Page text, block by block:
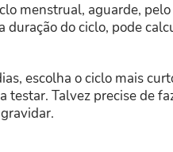
menstrual, aguarde,
do ciclo, pode
escolha o ciclo mais
testar. Talvez precise de